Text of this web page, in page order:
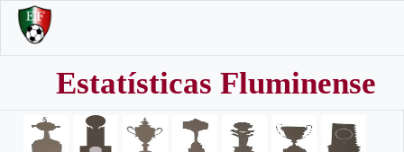
Estatísticas Fluminense